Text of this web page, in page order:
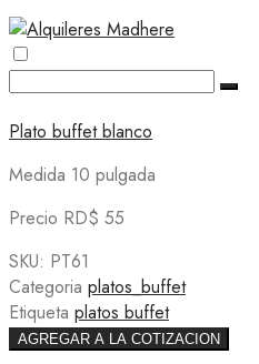
Plato buffet blanco
Medida 10 pulgada
Precio RD$ 55
SKU: PT61
Categoria platos_buffet
Etiqueta platos buffet
AGREGAR A LA COTIZACION